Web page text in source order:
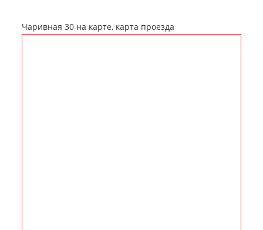
Чаривная 30 на карте, карта проезда